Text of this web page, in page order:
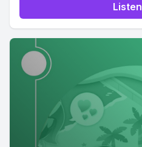
Listen